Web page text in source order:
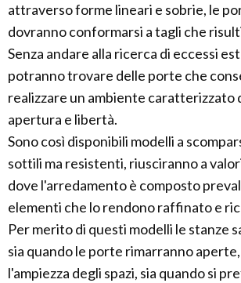
attraverso forme lineari e sobrie, le
dovranno conformarsi a tagli che
Senza andare alla ricerca di eccessi
potranno trovare delle porte che
realizzare un ambiente caratterizzato
apertura e libertà.
Sono così disponibili modelli a
sottili ma resistenti, riusciranno a
dove l'arredamento è composto
elementi che lo rendono raffinato e
Per merito di questi modelli le stanze
sia quando le porte rimarranno
l'ampiezza degli spazi, sia quando si